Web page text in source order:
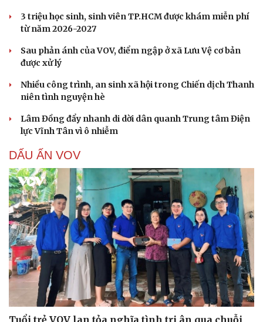
3 triệu học sinh, sinh viên TP.HCM được khám miễn phí
từ năm 2026-2027
Sau phản ánh của VOV, điểm ngập ở xã Lưu Vệ cơ bản
được xử lý
Nhiều công trình, an sinh xã hội trong Chiến dịch Thanh
niên tình nguyện hè
Lâm Đồng đẩy nhanh di dời dân quanh Trung tâm Điện
lực Vĩnh Tân vì ô nhiễm
DẤU ẤN VOV
Tuổi trẻ VOV lan tỏa nghĩa tình tri ân qua chuỗi